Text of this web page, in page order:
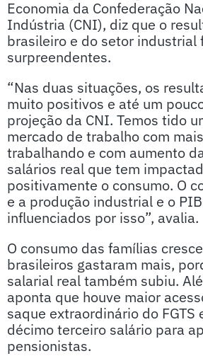
Economia da Confederação
Indústria (CNI), diz que o
brasileiro e do setor industrial
surpreendentes.
“Nas duas situações, os
muito positivos e até um
projeção da CNI. Temos tido
mercado de trabalho com
trabalhando e com aumento
salários real que tem
positivamente o consumo. O
e a produção industrial e o
influenciados por isso”, avalia.
O consumo das famílias
brasileiros gastaram mais,
salarial real também subiu.
aponta que houve maior
saque extraordinário do FGTS
décimo terceiro salário para
pensionistas.